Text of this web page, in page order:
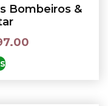
Bombeiros &